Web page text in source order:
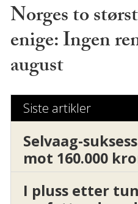
Norges to
enige: Ingen
august
Siste artikler
Selvaag-
mot 160.000
I pluss etter